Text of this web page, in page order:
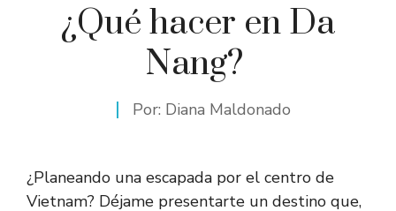
¿Qué hacer en Da
Nang? ​
Por: Diana Maldonado
¿Planeando una escapada por el centro de
Vietnam? Déjame presentarte un destino que,